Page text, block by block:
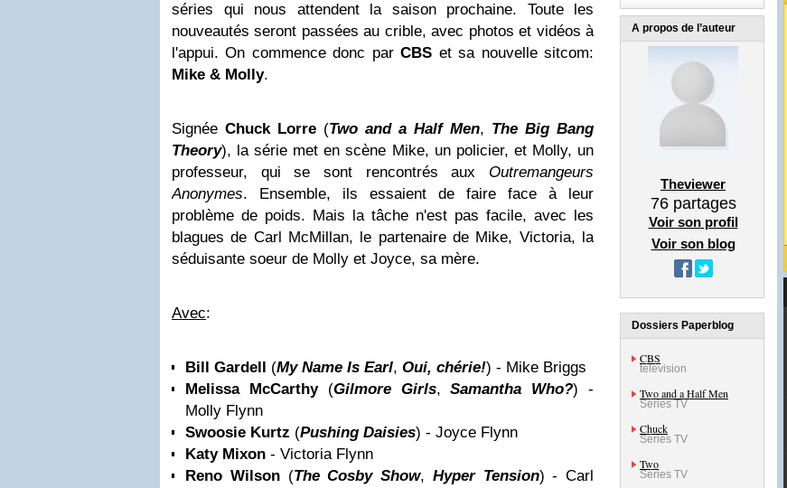
séries qui nous attendent la saison prochaine. Toute les
nouveautés seront passées au crible, avec photos et vidéos à
l'appui. On commence donc parCBS et sa nouvelle sitcom:
Mike & Molly.
Signée ChuckLorre (Two and a Half Men, The Big Bang
Theory), la série met en scène Mike, un policier, et Molly, un
professeur, qui se sont rencontrés aux Outremangeurs
Anonymes. Ensemble, ils essaient de faire face à leur
problème de poids. Mais la tâche n'est pas facile, avec les
blagues de Carl McMillan, le partenaire de Mike, Victoria, la
séduisante soeur de Molly et Joyce, sa mère.
Avec:
Bill Gardell (My Name Is Earl, Oui, chérie!) - Mike Briggs
Melissa McCarthy(Gilmore Girls,Samantha Who?) -
Molly Flynn
Swoosie Kurtz (Pushing Daisies) - Joyce Flynn
Katy Mixon - Victoria Flynn
Reno Wilson(The Cosby Show, Hyper Tension) - Carl
A propos de l’auteur
Theviewer
76partages
Voir son profil
Voir son blog
Dossiers Paperblog
CBS
télévision
Two and a Half Men
Séries TV
Chuck
Séries TV
Two
Séries TV